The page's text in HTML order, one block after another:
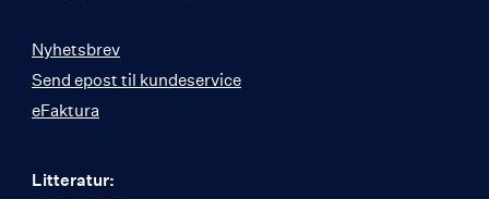
Nyhetsbrev
Send epost til kundeservice
eFaktura
Litteratur: